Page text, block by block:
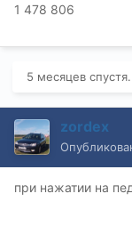
1 478 806
5 месяцев
zordex
при нажатии на